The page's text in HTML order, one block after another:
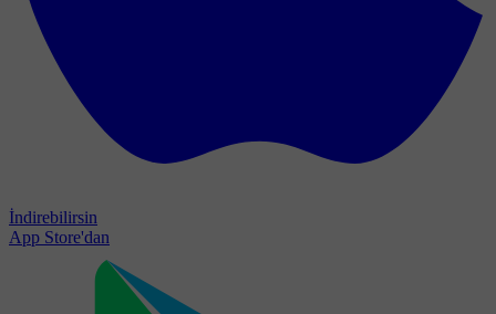
İndirebilirsin
App Store'dan